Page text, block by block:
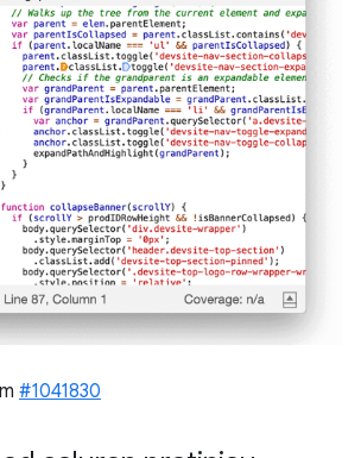
#1041830